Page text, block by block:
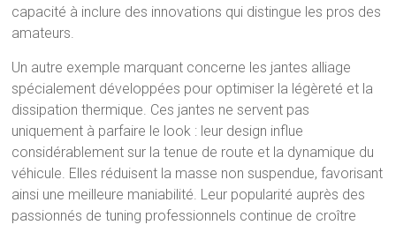
capacité à inclure des innovations qui distingue les pros des
amateurs.
Un autre exemple marquant concerne les jantes alliage
spécialement développées pour optimiser la légèreté et la
dissipation thermique. Ces jantes ne servent pas
uniquement à parfaire le look : leur design influe
considérablement sur la tenue de route et la dynamique du
véhicule. Elles réduisent la masse non suspendue, favorisant
ainsi une meilleure maniabilité. Leur popularité auprès des
passionnés de tuning professionnels continue de croître